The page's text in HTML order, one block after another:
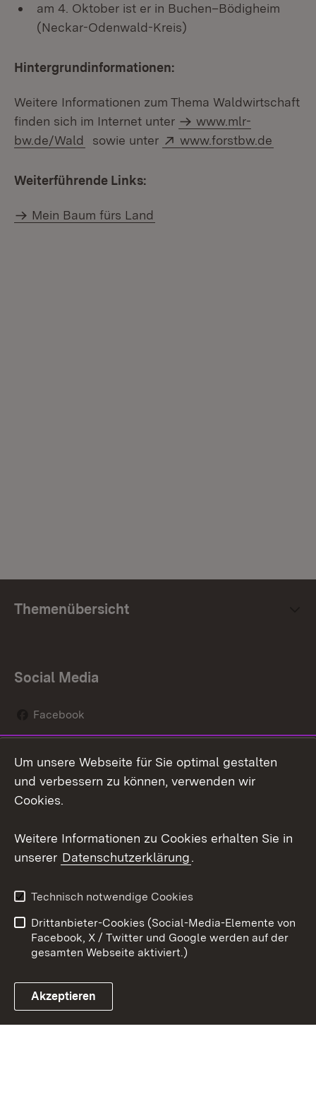
am 4. Oktober ist er in Buchen–Bödigheim
(Neckar-Odenwald-Kreis)
Hintergrundinformationen:
Weitere Informationen zum Thema Waldwirtschaft
finden sich im Internet unter
www.mlr-
bw.de/Wald
sowie unter Extern:
www.forstbw.de
Weiterführende Links:
Mein Baum fürs Land
Themenübersicht
Social Media
Facebook
Social Wall
Youtube
Link zum Landesportal
Kontakt
Datenschutz
Barrierefreiheit
Impressum Cookies
Um unsere Webseite für Sie optimal gestalten
und verbessern zu können, verwenden wir
Cookies.
Weitere Informationen zu Cookies erhalten Sie in
unserer Datenschutzerklärung.
Technisch notwendige Cookies
Drittanbieter-Cookies (Social-Media-Elemente von
Facebook, X / Twitter und Google werden auf der
gesamten Webseite aktiviert.)
Akzeptieren